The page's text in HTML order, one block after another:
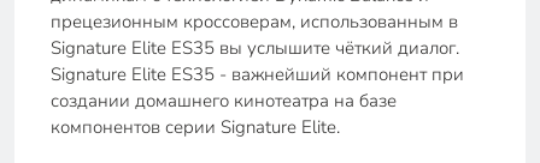
прецезионным кроссоверам, использованным в
Signature Elite ES35 вы услышите чёткий диалог.
Signature Elite ES35 - важнейший компонент при
создании домашнего кинотеатра на базе
компонентов серии Signature Elite.